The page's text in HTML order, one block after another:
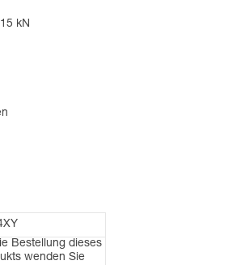
kN
Bestellung dieses
wenden Sie